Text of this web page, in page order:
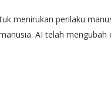
menirukan perilaku
AI telah mengubah